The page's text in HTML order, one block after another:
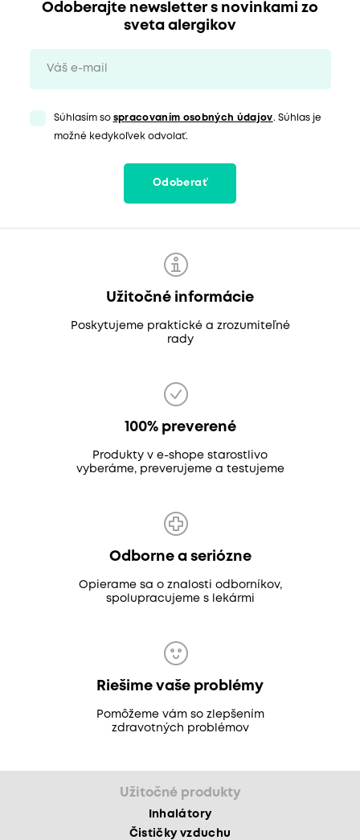
Odoberajte newsletter s novinkami zo
sveta alergikov
Súhlasím so spracovaním osobných údajov. Súhlas je
možné kedykoľvek odvolať.
Odoberať
Užitočné informácie
Poskytujeme praktické a zrozumiteľné
rady
100% preverené
Produkty v e-shope starostlivo
vyberáme, preverujeme a testujeme
Odborne a seriózne
Opierame sa o znalosti odborníkov,
spolupracujeme s lekármi
Riešime vaše problémy
Pomôžeme vám so zlepšením
zdravotných problémov
Užitočné produkty
Inhalátory
Čističky vzduchu